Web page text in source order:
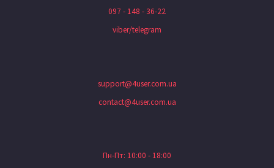
097 - 148 - 36-22
viber/telegram
support@4user.com.ua
contact@4user.com.ua
Пн-Пт: 10:00 - 18:00